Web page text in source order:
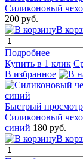
Силиконовый
200 руб.
В
Подробнее
Купить в 1 клик
В избранное
Быстрый просмотр
Силиконовый
синий 180 руб.
В